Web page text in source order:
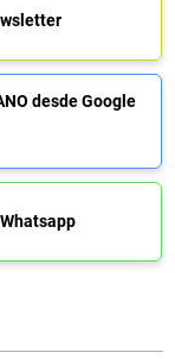
desde Google